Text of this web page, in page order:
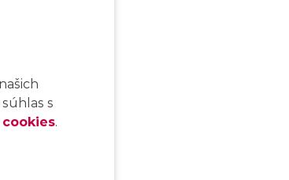
s
cookies.